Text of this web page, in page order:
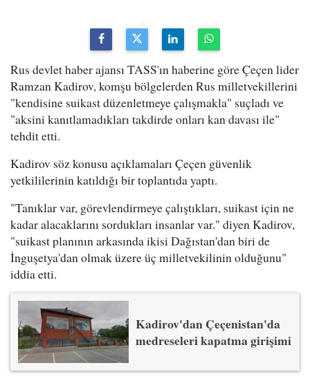
Rus devlet haber ajansı TASS'ın haberine göre Çeçen lider
Ramzan Kadirov, komşu bölgelerden Rus milletvekillerini
"kendisine suikast düzenletmeye çalışmakla" suçladı ve
"aksini kanıtlamadıkları takdirde onları kan davası ile"
tehdit etti.
Kadirov söz konusu açıklamaları Çeçen güvenlik
yetkililerinin katıldığı bir toplantıda yaptı.
"Tanıklar var, görevlendirmeye çalıştıkları, suikast için ne
kadar alacaklarını sordukları insanlar var." diyen Kadirov,
"suikast planının arkasında ikisi Dağıstan'dan biri de
İnguşetya'dan olmak üzere üç milletvekilinin olduğunu"
iddia etti.
Kadirov'dan Çeçenistan'da
medreseleri kapatma girişimi